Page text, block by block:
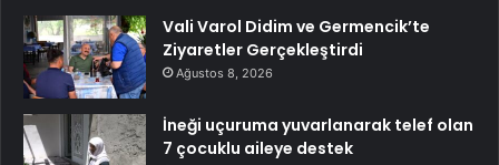
Vali Varol Didim ve Germencik’te
Ziyaretler Gerçekleştirdi
Ağustos 8, 2026
İneği uçuruma yuvarlanarak telef olan
7 çocuklu aileye destek